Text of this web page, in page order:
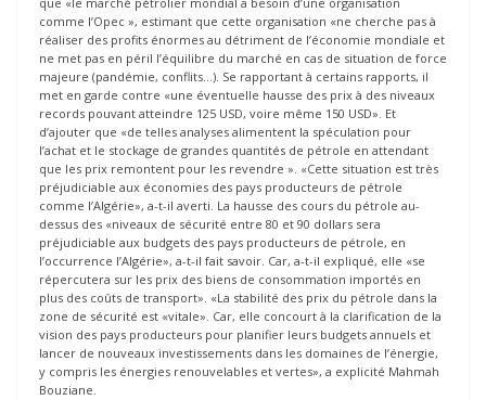
comme l’Opec », estimant que cette organisation «ne cherche pas à
réaliser des profits énormes au détriment de l’économie mondiale et
ne met pas en péril l’équilibre du marché en cas de situation de force
majeure (pandémie, conflits…). Se rapportant à certains rapports, il
met en garde contre «une éventuelle hausse des prix à des niveaux
records pouvant atteindre 125 USD, voire même 150 USD». Et
d’ajouter que «de telles analyses alimentent la spéculation pour
l’achat et le stockage de grandes quantités de pétrole en attendant
que les prix remontent pour les revendre ». «Cette situation est très
préjudiciable aux économies des pays producteurs de pétrole
comme l’Algérie», a-t-il averti. La hausse des cours du pétrole au-
dessus des «niveaux de sécurité entre 80 et 90 dollars sera
préjudiciable aux budgets des pays producteurs de pétrole, en
l’occurrence l’Algérie», a-t-il fait savoir. Car, a-t-il expliqué, elle «se
répercutera sur les prix des biens de consommation importés en
plus des coûts de transport». «La stabilité des prix du pétrole dans la
zone de sécurité est «vitale». Car, elle concourt à la clarification de la
vision des pays producteurs pour planifier leurs budgets annuels et
lancer de nouveaux investissements dans les domaines de l’énergie,
y compris les énergies renouvelables et vertes», a explicité Mahmah
Bouziane.